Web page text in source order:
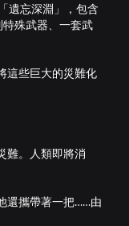
遺忘深淵」，包含
特殊武器、一套武
這些巨大的災難化
難。人類即將消
還攜帶著一把……由